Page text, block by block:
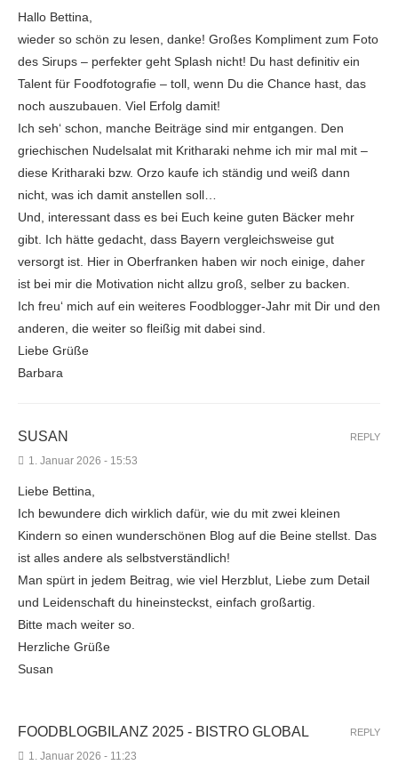
Hallo Bettina,
wieder so schön zu lesen, danke! Großes Kompliment zum Foto
des Sirups – perfekter geht Splash nicht! Du hast definitiv ein
Talent für Foodfotografie – toll, wenn Du die Chance hast, das
noch auszubauen. Viel Erfolg damit!
Ich seh‘ schon, manche Beiträge sind mir entgangen. Den
griechischen Nudelsalat mit Kritharaki nehme ich mir mal mit –
diese Kritharaki bzw. Orzo kaufe ich ständig und weiß dann
nicht, was ich damit anstellen soll…
Und, interessant dass es bei Euch keine guten Bäcker mehr
gibt. Ich hätte gedacht, dass Bayern vergleichsweise gut
versorgt ist. Hier in Oberfranken haben wir noch einige, daher
ist bei mir die Motivation nicht allzu groß, selber zu backen.
Ich freu‘ mich auf ein weiteres Foodblogger-Jahr mit Dir und den
anderen, die weiter so fleißig mit dabei sind.
Liebe Grüße
Barbara
SUSAN
1. Januar 2026 - 15:53
Liebe Bettina,
Ich bewundere dich wirklich dafür, wie du mit zwei kleinen
Kindern so einen wunderschönen Blog auf die Beine stellst. Das
ist alles andere als selbstverständlich!
Man spürt in jedem Beitrag, wie viel Herzblut, Liebe zum Detail
und Leidenschaft du hineinsteckst, einfach großartig.
Bitte mach weiter so.
Herzliche Grüße
Susan
REPLY
FOODBLOGBILANZ 2025 - BISTRO GLOBAL
1. Januar 2026 - 11:23
REPLY